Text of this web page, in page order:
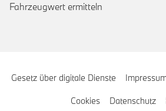
Fahrzeugwert ermitteln
Gesetz über digitale Dienste
Cookies Datenschutz